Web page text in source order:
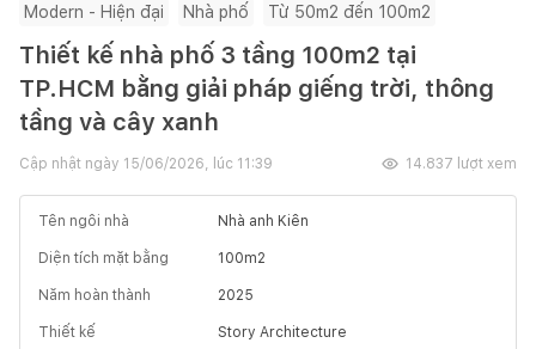
Modern - Hiện đại Nhà phố Từ 50m2 đến 100m2
Thiết kế nhà phố 3 tầng 100m2 tại
TP.HCM bằng giải pháp giếng trời, thông
tầng và cây xanh
Cập nhật ngày 15/06/2026, lúc 11:39 14.837 lượt xem
Tên ngôi nhà Nhà anh Kiên
Diện tích mặt bằng 100m2
Năm hoàn thành 2025
Thiết kế Story Architecture